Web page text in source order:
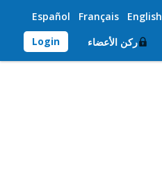
English
Français
Español
ركن الأعضاء Login